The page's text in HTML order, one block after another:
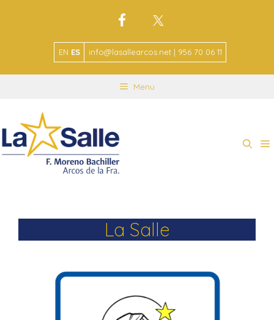
EN ES info@lasallearcos.net | 956 70 06 11
Menu
La Salle